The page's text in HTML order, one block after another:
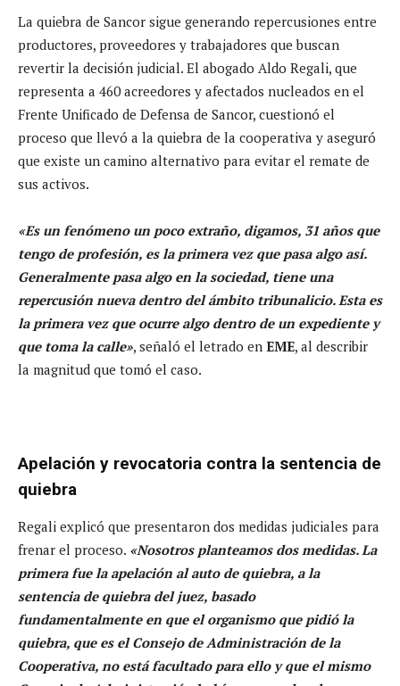
La quiebra de Sancor sigue generando repercusiones entre
productores, proveedores y trabajadores que buscan
revertir la decisión judicial. El abogado Aldo Regali, que
representa a 460 acreedores y afectados nucleados en el
Frente Unificado de Defensa de Sancor, cuestionó el
proceso que llevó a la quiebra de la cooperativa y aseguró
que existe un camino alternativo para evitar el remate de
sus activos.
«Es un fenómeno un poco extraño, digamos, 31 años que
tengo de profesión, es la primera vez que pasa algo así.
Generalmente pasa algo en la sociedad, tiene una
repercusión nueva dentro del ámbito tribunalicio. Esta es
la primera vez que ocurre algo dentro de un expediente y
que toma la calle», señaló el letrado en EME, al describir
la magnitud que tomó el caso.
Apelación y revocatoria contra la sentencia de
quiebra
Regali explicó que presentaron dos medidas judiciales para
frenar el proceso. «Nosotros planteamos dos medidas. La
primera fue la apelación al auto de quiebra, a la
sentencia de quiebra del juez, basado
fundamentalmente en que el organismo que pidió la
quiebra, que es el Consejo de Administración de la
Cooperativa, no está facultado para ello y que el mismo